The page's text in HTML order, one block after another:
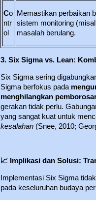
Co
ntr
ol
Memastikan perbaikan
sistem monitoring
masalah berulang.
3. Six Sigma vs. Lean:
Six Sigma sering
Sigma berfokus pada
menghilangkan
gerakan tidak perlu.
yang sangat kuat untuk
kesalahan (Snee, 2010;
📈 Implikasi dan Solusi:
Implementasi Six Sigma
pada keseluruhan budaya